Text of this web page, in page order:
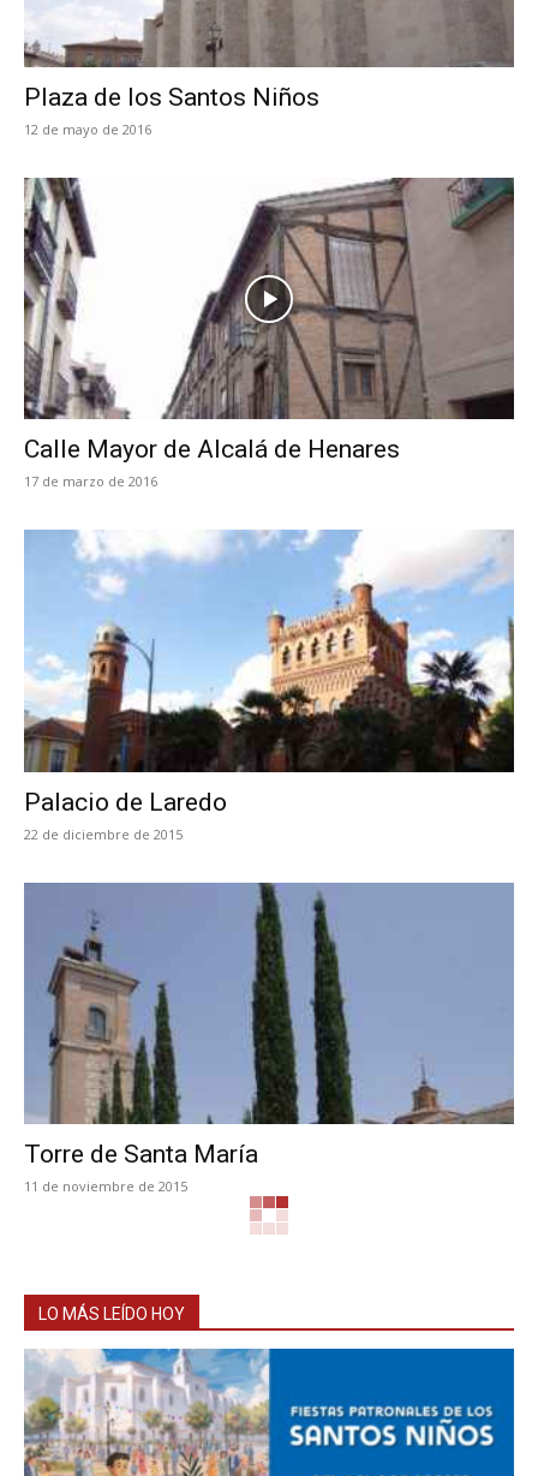
Plaza de los Santos Niños
12 de mayo de 2016
Calle Mayor de Alcalá de Henares
17 de marzo de 2016
Palacio de Laredo
22 de diciembre de 2015
Torre de Santa María
11 de noviembre de 2015
LO MÁS LEÍDO HOY